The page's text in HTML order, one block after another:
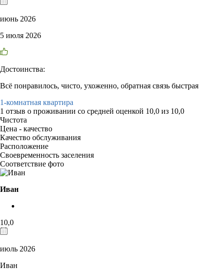
июнь 2026
5 июля 2026
Достоинства:
Всё понравилось, чисто, ухоженно, обратная связь быстрая
1-комнатная квартира
1 отзыв о проживании со средней оценкой 10,0 из 10,0
Чистота
Цена - качество
Качество обслуживания
Расположение
Своевременность заселения
Соответствие фото
Иван
10,0
июль 2026
Иван